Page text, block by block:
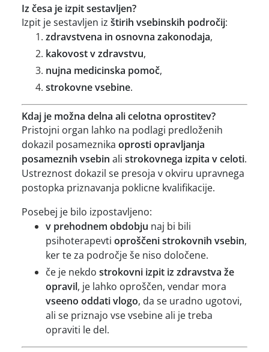
Iz česa je izpit sestavljen?
Izpit je sestavljen iz štirih vsebinskih področij:
zdravstvena in osnovna zakonodaja,
kakovost v zdravstvu,
nujna medicinska pomoč,
strokovne vsebine.
Kdaj je možna delna ali celotna oprostitev?
Pristojni organ lahko na podlagi predloženih
dokazil posameznika oprosti opravljanja
posameznih vsebin ali strokovnega izpita v celoti.
Ustreznost dokazil se presoja v okviru upravnega
postopka priznavanja poklicne kvalifikacije.
Posebej je bilo izpostavljeno:
v prehodnem obdobju naj bi bili
psihoterapevti oproščeni strokovnih vsebin,
ker te za področje še niso določene.
če je nekdo strokovni izpit iz zdravstva že
opravil, je lahko oproščen, vendar mora
vseeno oddati vlogo, da se uradno ugotovi,
ali se priznajo vse vsebine ali je treba
opraviti le del.